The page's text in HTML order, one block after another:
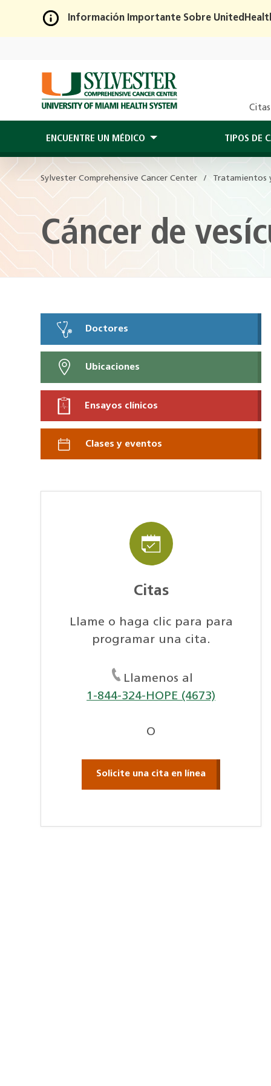
Skip
Main
Content
Información Importante Sobre
Citas
ENCUENTRE UN MÉDICO TIPOS DE
Sylvester Comprehensive Cancer Center Tratamientos
Cáncer de
Doctores
Ubicaciones
Ensayos clínicos
Clases y eventos
Citas
Llame o haga clic para para
programar una cita.
Llamenos al
1-844-324-HOPE (4673)
O
Solicite una cita en línea